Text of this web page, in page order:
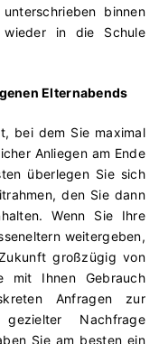
binnen
in die Schule
Elternabends
bei dem Sie maximal
Anliegen am Ende
überlegen Sie sich
den Sie dann
Wenn Sie Ihre
weitergeben,
großzügig von
mit Ihnen Gebrauch
Anfragen zur
Nachfrage
Sie am besten ein